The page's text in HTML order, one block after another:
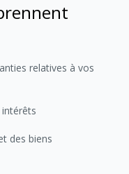
relatives à vos
des biens